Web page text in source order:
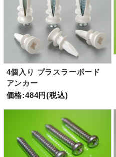
4個入り プラスラーボード
アンカー
価格:484円(税込)